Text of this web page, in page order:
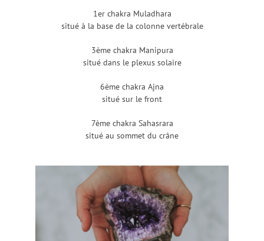
1er chakra Muladhara
situé à la base de la colonne vertébrale
3ème chakra Manipura
situé dans le plexus solaire
6ème chakra Ajna
situé sur le front
7ème chakra Sahasrara
situé au sommet du crâne